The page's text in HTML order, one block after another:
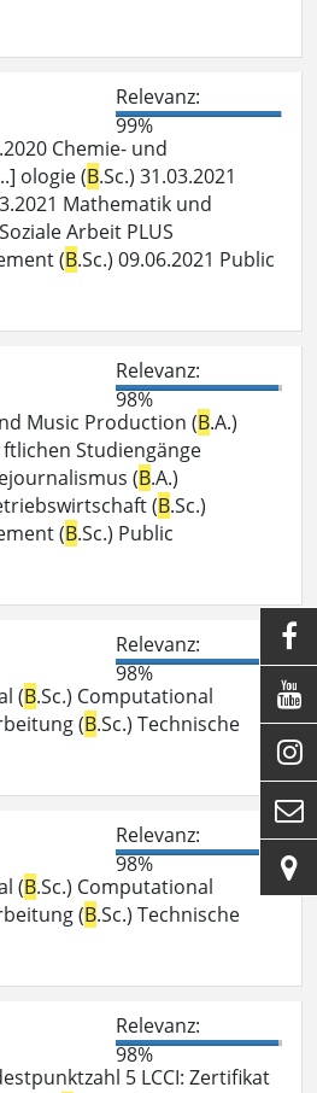
Relevanz:
99%
Chemie- und
ologie (B.Sc.) 31.03.2021
Mathematik und
Arbeit PLUS
(B.Sc.) 09.06.2021 Public
Relevanz:
98%
Music Production (B.A.)
ftlichen Studiengänge
(B.A.)
(B.Sc.)
(B.Sc.) Public
Relevanz:
98%
(B.Sc.) Computational
(B.Sc.) Technische
Relevanz:
98%
(B.Sc.) Computational
(B.Sc.) Technische
Relevanz:
98%
5 LCCI: Zertifikat




